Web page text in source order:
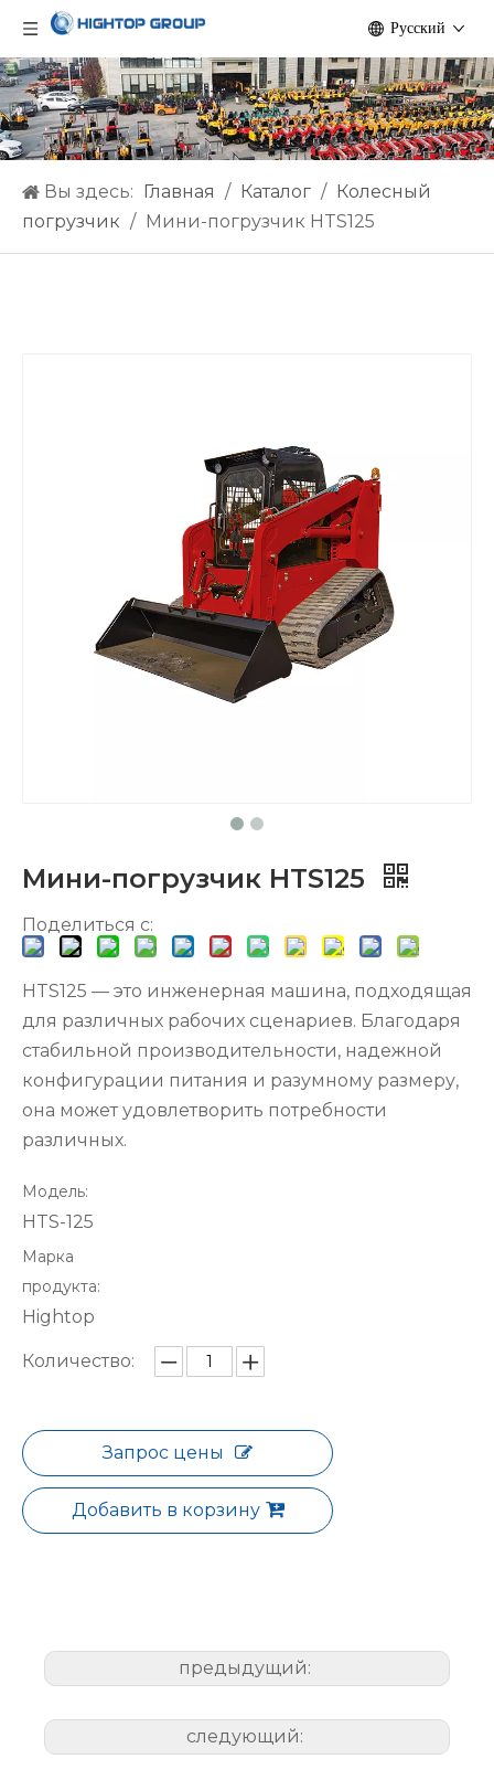
Pусский
Вы здесь: Главная / Каталог /
Колесный
погрузчик / Мини-погрузчик HTS125
Мини-погрузчик HTS125
Поделиться с:
HTS125 — это инженерная машина, подходящая
для различных рабочих сценариев. Благодаря
стабильной производительности, надежной
конфигурации питания и разумному размеру,
она может удовлетворить потребности
различных.
Модель:
HTS-125
Марка
продукта:
Hightop
Количество:
Запрос цены
Добавить в корзину
предыдущий:
следующий: